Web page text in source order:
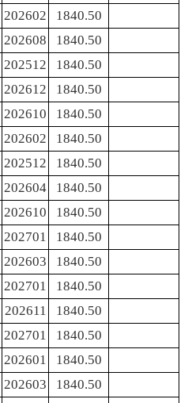
202602
1840.50
202608
1840.50
202512
1840.50
202612
1840.50
202610
1840.50
202602
1840.50
202512
1840.50
202604
1840.50
202610
1840.50
202701
1840.50
202603
1840.50
202701
1840.50
202611
1840.50
202701
1840.50
202601
1840.50
202603
1840.50